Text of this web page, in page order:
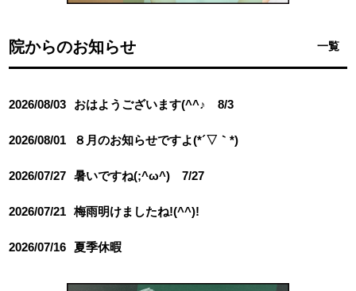
院からのお知らせ 一覧
2026/08/03 おはようございます(^^♪ 8/3
2026/08/01 ８月のお知らせですよ(*´▽｀*)
2026/07/27 暑いですね(;^ω^) 7/27
2026/07/21 梅雨明けましたね!(^^)!
2026/07/16 夏季休暇